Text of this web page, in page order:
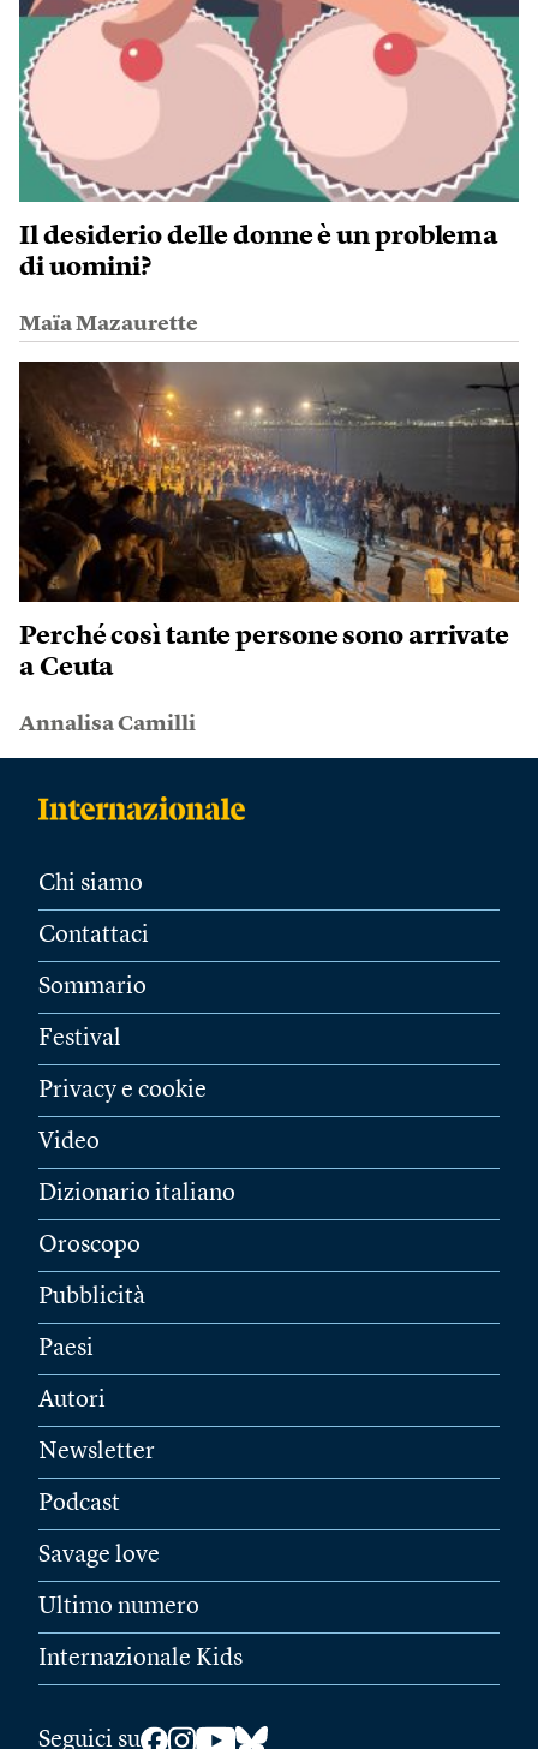
Il desiderio delle donne è un problema
di uomini?
Maïa Mazaurette
Perché così tante persone sono arrivate
a Ceuta
Annalisa Camilli
Chi siamo
Contattaci
Sommario
Festival
Privacy e cookie
Video
Dizionario italiano
Oroscopo
Pubblicità
Paesi
Autori
Newsletter
Podcast
Savage love
Ultimo numero
Internazionale Kids
Seguici su